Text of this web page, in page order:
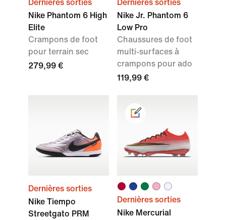
Dernières sorties
Nike Phantom 6 High
Elite
Crampons de foot
pour terrain sec
279,99 €
Dernières sorties
Nike Jr. Phantom 6
Low Pro
Chaussures de foot
multi-surfaces à
crampons pour ado
119,99 €
Dernières sorties
Nike Tiempo
Streetgato PRM
Dernières sorties
Nike Mercurial